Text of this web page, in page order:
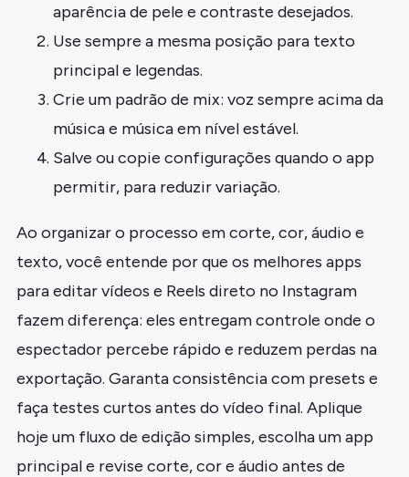
aparência de pele e contraste desejados.
Use sempre a mesma posição para texto
principal e legendas.
Crie um padrão de mix: voz sempre acima da
música e música em nível estável.
Salve ou copie configurações quando o app
permitir, para reduzir variação.
Ao organizar o processo em corte, cor, áudio e
texto, você entende por que os melhores apps
para editar vídeos e Reels direto no Instagram
fazem diferença: eles entregam controle onde o
espectador percebe rápido e reduzem perdas na
exportação. Garanta consistência com presets e
faça testes curtos antes do vídeo final. Aplique
hoje um fluxo de edição simples, escolha um app
principal e revise corte, cor e áudio antes de